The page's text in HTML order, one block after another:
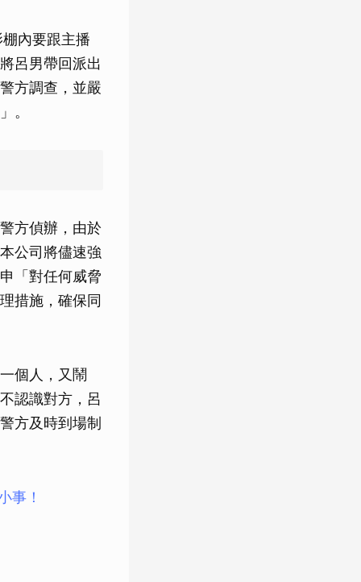
內要跟主播
呂男帶回派出
方調查，並嚴
。
方偵辦，由於
公司將儘速強
「對任何威脅
措施，確保同
個人，又鬧
認識對方，呂
方及時到場制
事！